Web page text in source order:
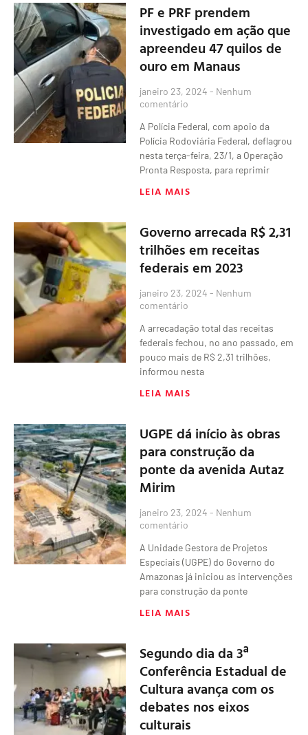
PF e PRF prendem
investigado em ação que
apreendeu 47 quilos de
ouro em Manaus
janeiro 23, 2024 Nenhum
comentário
A Polícia Federal, com apoio da
Polícia Rodoviária Federal, deflagrou
nesta terça-feira, 23/1, a Operação
Pronta Resposta, para reprimir
LEIA MAIS
Governo arrecada R$ 2,31
trilhões em receitas
federais em 2023
janeiro 23, 2024 Nenhum
comentário
A arrecadação total das receitas
federais fechou, no ano passado, em
pouco mais de R$ 2,31 trilhões,
informou nesta
LEIA MAIS
UGPE dá início às obras
para construção da
ponte da avenida Autaz
Mirim​
janeiro 23, 2024 Nenhum
comentário
A Unidade Gestora de Projetos
Especiais (UGPE) do Governo do
Amazonas já iniciou as intervenções
para construção da ponte
LEIA MAIS
Segundo dia da 3ª
Conferência Estadual de
Cultura avança com os
debates nos eixos
culturais